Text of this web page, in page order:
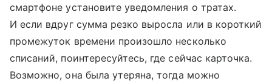
смартфоне установите уведомления о тратах.
И если вдруг сумма резко выросла или в короткий
промежуток времени произошло несколько
списаний, поинтересуйтесь, где сейчас карточка.
Возможно, она была утеряна, тогда можно